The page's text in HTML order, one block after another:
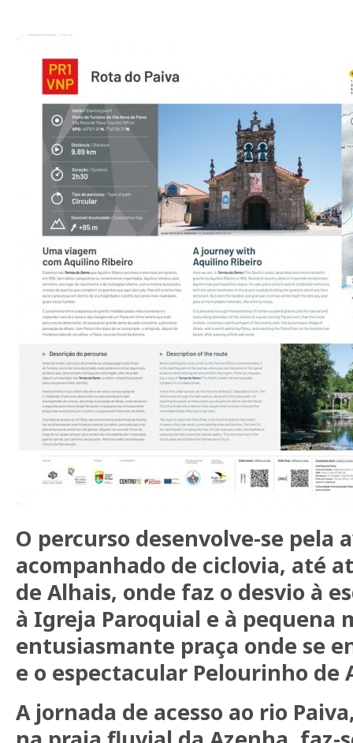
O percurso desenvolve-se pela
acompanhado de ciclovia, até
de Alhais, onde faz o desvio à
à Igreja Paroquial e à pequena
entusiasmante praça onde se
e o espectacular Pelourinho de
A jornada de acesso ao rio